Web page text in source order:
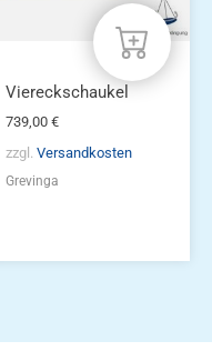
Viereckschaukel
739,00 €
zzgl. Versandkosten
Grevinga